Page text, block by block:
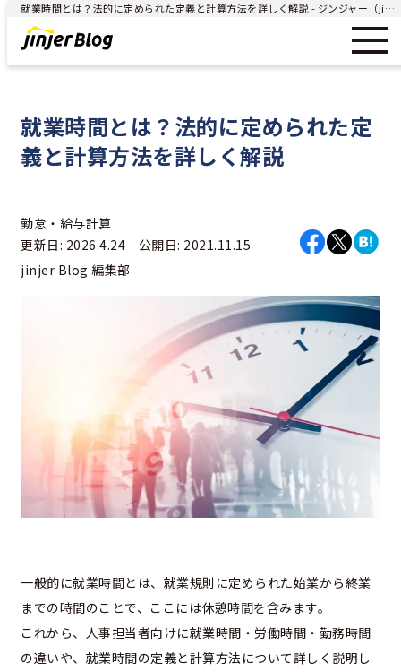
就業時間とは？法的に定められた定義と計算方法を詳しく解説 - ジンジャー（jinjer）｜統合型人事システム
就業時間とは？法的に定められた定
義と計算方法を詳しく解説
勤怠・給与計算
更新日: 2026.4.24 公開日: 2021.11.15
jinjer Blog 編集部
一般的に就業時間とは、就業規則に定められた始業から終業
までの時間のことで、ここには休憩時間を含みます。
これから、人事担当者向けに就業時間・労働時間・勤務時間
の違いや、就業時間の定義と計算方法について詳しく説明し